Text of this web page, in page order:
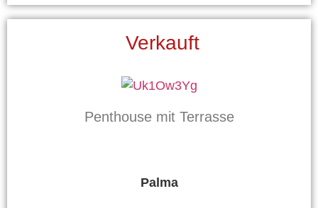
Verkauft
Penthouse mit Terrasse
Palma